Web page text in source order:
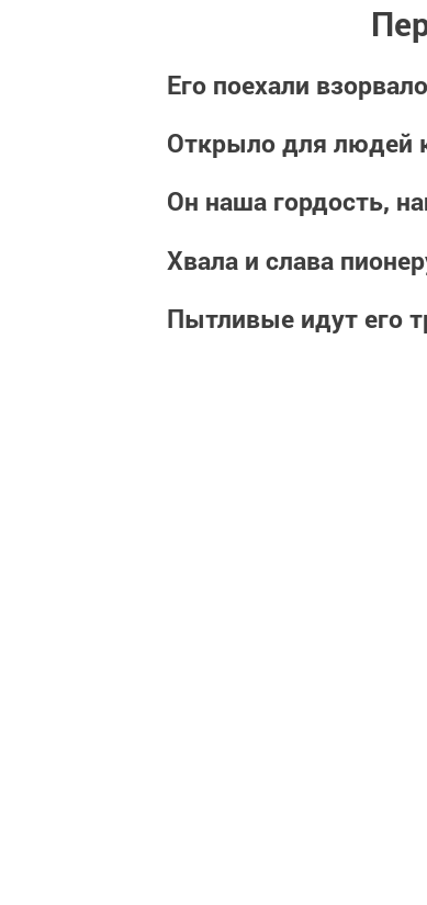
Его поехали
Открыло для людей
Он наша гордость,
Хвала и слава
Пытливые идут его